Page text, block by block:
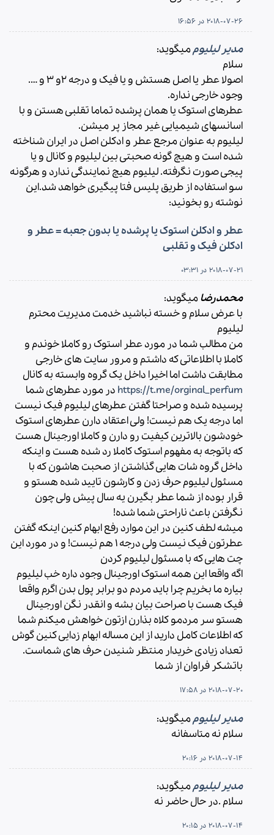
2018-07-26 در 16:56
مدیر لیلیوممیگوید:
سلام
اصولا عطر یا اصل هستش و یا فیک و درجه ۲و ۳ و ….
وجود خارجی نداره.
عطرهای استوک یا همان پرشده تماما تقلبی هستن و با
اسانسهای شیمیایی غیر مجاز پر میشن.
لیلیوم به عنوان مرجع عطر و ادکلن اصل در ایران شناخته
شده است و هیچ گونه صحبتی بین لیلیوم و کانال و یا
پیجی صورت نگرفته. لیلیوم هیچ نمایندگی ندارد و هرگونه
سو استفاده از طریق پلیس فتا پیگیری خواهد شد.این
نوشته رو بخونید:
عطر و ادکلن استوک یا پرشده یا بدون جعبه = عطر و
ادکلن فیک و تقلبی
2018-07-21 در 03:31
محمدرضا میگوید:
با عرض سلام و خسته نباشید خدمت مدیریت محترم
لیلیوم
من مطالب شما در مورد عطر استوک رو کاملا خوندم و
کاملا با اطلاعاتی که داشتم و مرور سایت های خارجی
مطابقت داشت اما اخیرا داخل یک گروه وابسته به کانال
https://t.me/orginal_perfum در مورد عطرهای شما
پرسیده شده و صراحتا گفتن عطرهای لیلیوم فیک نیست
اما درجه یک هم نیست! ولی اعتقاد دارن عطرهای استوک
خودشون بالاترین کیفیت رو دارن و کاملا اورجینال هست
که باتوجه به مفهوم استوک کاملا رد شده هست و اینکه
داخل گروه شات هایی گذاشتن از صحبت هاشون که با
مسئول لیلیوم حرف زدن و کارشون تایید شده هستو و
قرار بوده از شما عطر بگیرن یه سال پیش ولی چون
نگرفتن باعث ناراحتی شما شده!
میشه لطف کنین در این موارد رفع ابهام کنین اینکه گفتن
عطرتون فیک نیست ولی درجه 1 هم نیست! و در مورد این
چت هایی که با مسئول لیلیوم کردن
اگه واقعا این همه استوک اورجینال وجود داره خب لیلیوم
بیاره ما بخریم چرا باید مردم دو برابر پول بدن اگرم واقعا
فیک هست با صراحت بیان بشه و انقدر نگن اورجینال
هستو سر مردمو کلاه بذارن ازتون خواهش میکنم شما
که اطلاعات کامل دارید از این مساله ابهام زدایی کنین گوش
تعداد زیادی خریدار منتظر شنیدن حرف های شماست.
باتشکر فراوان از شما
2018-07-20 در 17:58
مدیر لیلیوممیگوید:
سلام نه متاسفانه
2018-07-14 در 20:16
مدیر لیلیوممیگوید:
سلام .در حال حاضر نه
2018-07-14 در 20:15